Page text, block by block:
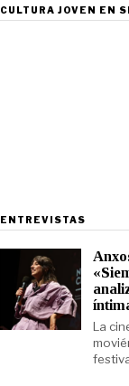
CULTURA JOVEN EN
ENTREVISTAS
La